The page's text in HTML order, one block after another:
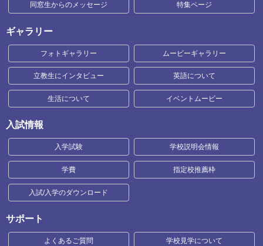
同窓生からのメッセージ 特集ページ
ギャラリー
フォトギャラリー ムービーギャラリー
立教生にインタビュー 英語について
生活について イベントムービー
入試情報
入学試験 学校説明会情報
学費 指定校推薦枠
入試/入学のダウンロード
サポート
よくあるご質問 学校見学について